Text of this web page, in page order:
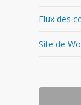
Flux des
Site de